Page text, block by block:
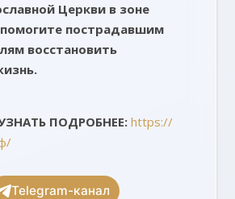
Церкви в зоне
пострадавшим
восстановить
ПОДРОБНЕЕ: https://
Telegram-канал